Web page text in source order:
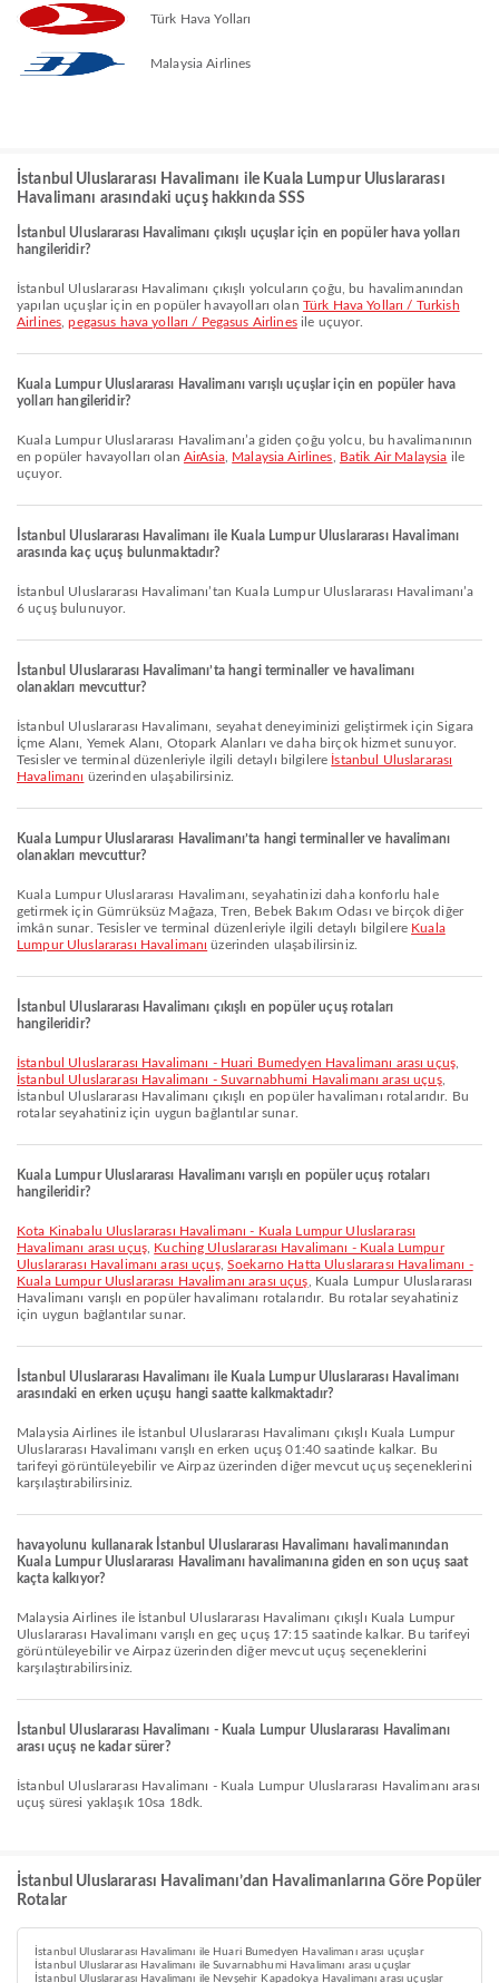
Türk Hava Yolları
Malaysia Airlines
İstanbul Uluslararası Havalimanı ile Kuala Lumpur Uluslararası
Havalimanı arasındaki uçuş hakkında SSS
İstanbul Uluslararası Havalimanı çıkışlı uçuşlar için en popüler hava yolları
hangileridir?
İstanbul Uluslararası Havalimanı çıkışlı yolcuların çoğu, bu havalimanından
yapılan uçuşlar için en popüler havayolları olan Türk Hava Yolları / Turkish
Airlines ,pegasus hava yolları / Pegasus Airlinesile uçuyor.
Kuala Lumpur Uluslararası Havalimanı varışlı uçuşlar için en popüler hava
yolları hangileridir?
Kuala Lumpur Uluslararası Havalimanı’a giden çoğu yolcu, bu havalimanının
en popüler havayolları olan AirAsia, Malaysia Airlines Batik Air Malaysia ile
uçuyor.
İstanbul Uluslararası Havalimanı ile Kuala Lumpur Uluslararası Havalimanı
arasında kaç uçuş bulunmaktadır?
İstanbul Uluslararası Havalimanı’tan Kuala Lumpur Uluslararası Havalimanı’a
6 uçuş bulunuyor.
İstanbul Uluslararası Havalimanı’ta hangi terminaller ve havalimanı
olanakları mevcuttur?
İstanbul Uluslararası Havalimanı, seyahat deneyiminizi geliştirmek için Sigara
İçme Alanı, Yemek Alanı, Otopark Alanları ve daha birçok hizmet sunuyor.
Tesisler ve terminal düzenleriyle ilgili detaylı bilgilere İstanbul Uluslararası
Havalimanı üzerinden ulaşabilirsiniz.
Kuala Lumpur Uluslararası Havalimanı’ta hangi terminaller ve havalimanı
olanakları mevcuttur?
Kuala Lumpur Uluslararası Havalimanı, seyahatinizi daha konforlu hale
getirmek için Gümrüksüz Mağaza, Tren, Bebek Bakım Odası ve birçok diğer
imkân sunar. Tesisler ve terminal düzenleriyle ilgili detaylı bilgilere Kuala
Lumpur Uluslararası Havalimanı üzerinden ulaşabilirsiniz.
İstanbul Uluslararası Havalimanı çıkışlı en popüler uçuş rotaları
hangileridir?
İstanbul Uluslararası Havalimanı - Huari Bumedyen Havalimanı arası uçuş,
İstanbul Uluslararası Havalimanı - Suvarnabhumi Havalimanı arası uçuş,
İstanbul Uluslararası Havalimanı çıkışlı en popüler havalimanı rotalarıdır. Bu
rotalar seyahatiniz için uygun bağlantılar sunar.
Kuala Lumpur Uluslararası Havalimanı varışlı en popüler uçuş rotaları
hangileridir?
Kota Kinabalu Uluslararası Havalimanı - Kuala Lumpur Uluslararası
Havalimanı arası uçuş, Kuching Uluslararası Havalimanı - Kuala Lumpur
Uluslararası Havalimanı arası uçuş,Soekarno Hatta Uluslararası Havalimanı -
Kuala Lumpur Uluslararası Havalimanı arası uçuş , Kuala Lumpur Uluslararası
Havalimanı varışlı en popüler havalimanı rotalarıdır. Bu rotalar seyahatiniz
için uygun bağlantılar sunar.
İstanbul Uluslararası Havalimanı ile Kuala Lumpur Uluslararası Havalimanı
arasındaki en erken uçuşu hangi saatte kalkmaktadır?
Malaysia Airlines ile İstanbul Uluslararası Havalimanı çıkışlı Kuala Lumpur
Uluslararası Havalimanı varışlı en erken uçuş 01:40 saatinde kalkar. Bu
tarifeyi görüntüleyebilir ve Airpaz üzerinden diğer mevcut uçuş seçeneklerini
karşılaştırabilirsiniz.
havayolunu kullanarak İstanbul Uluslararası Havalimanı havalimanından
Kuala Lumpur Uluslararası Havalimanı havalimanına giden en son uçuş saat
kaçta kalkıyor?
Malaysia Airlines ile İstanbul Uluslararası Havalimanı çıkışlı Kuala Lumpur
Uluslararası Havalimanı varışlı en geç uçuş 17:15 saatinde kalkar. Bu tarifeyi
görüntüleyebilir ve Airpaz üzerinden diğer mevcut uçuş seçeneklerini
karşılaştırabilirsiniz.
İstanbul Uluslararası Havalimanı - Kuala Lumpur Uluslararası Havalimanı
arası uçuş ne kadar sürer?
İstanbul Uluslararası Havalimanı - Kuala Lumpur Uluslararası Havalimanı arası
uçuş süresi yaklaşık 10sa 18dk.
İstanbul Uluslararası Havalimanı’dan Havalimanlarına Göre Popüler
Rotalar
İstanbul Uluslararası Havalimanı ile Huari Bumedyen Havalimanı arası uçuşlar
İstanbul Uluslararası Havalimanı ile Suvarnabhumi Havalimanı arası uçuşlar
İstanbul Uluslararası Havalimanı ile Nevşehir Kapadokya Havalimanı arası uçuşlar